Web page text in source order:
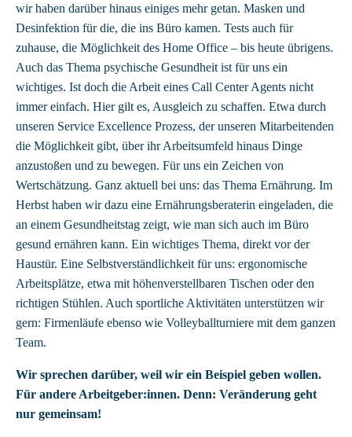
wir haben darüber hinaus einiges mehr getan. Masken und
Desinfektion für die, die ins Büro kamen. Tests auch für
zuhause, die Möglichkeit des Home Office – bis heute übrigens.
Auch das Thema psychische Gesundheit ist für uns ein
wichtiges. Ist doch die Arbeit eines Call Center Agents nicht
immer einfach. Hier gilt es, Ausgleich zu schaffen. Etwa durch
unseren Service Excellence Prozess, der unseren Mitarbeitenden
die Möglichkeit gibt, über ihr Arbeitsumfeld hinaus Dinge
anzustoßen und zu bewegen. Für uns ein Zeichen von
Wertschätzung. Ganz aktuell bei uns: das Thema Ernährung. Im
Herbst haben wir dazu eine Ernährungsberaterin eingeladen, die
an einem Gesundheitstag zeigt, wie man sich auch im Büro
gesund ernähren kann. Ein wichtiges Thema, direkt vor der
Haustür. Eine Selbstverständlichkeit für uns: ergonomische
Arbeitsplätze, etwa mit höhenverstellbaren Tischen oder den
richtigen Stühlen. Auch sportliche Aktivitäten unterstützen wir
gern: Firmenläufe ebenso wie Volleyballturniere mit dem ganzen
Team.
Wir sprechen darüber, weil wir ein Beispiel geben wollen.
Für andere Arbeitgeber:innen. Denn: Veränderung geht
nur gemeinsam!